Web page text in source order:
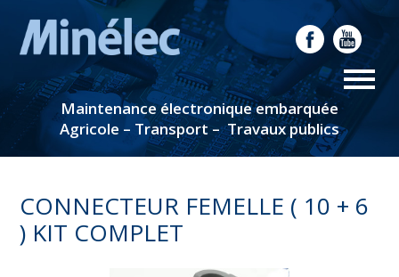
Maintenance électronique embarquée
Agricole – Transport – Travaux publics
CONNECTEUR FEMELLE ( 10 + 6
) KIT COMPLET